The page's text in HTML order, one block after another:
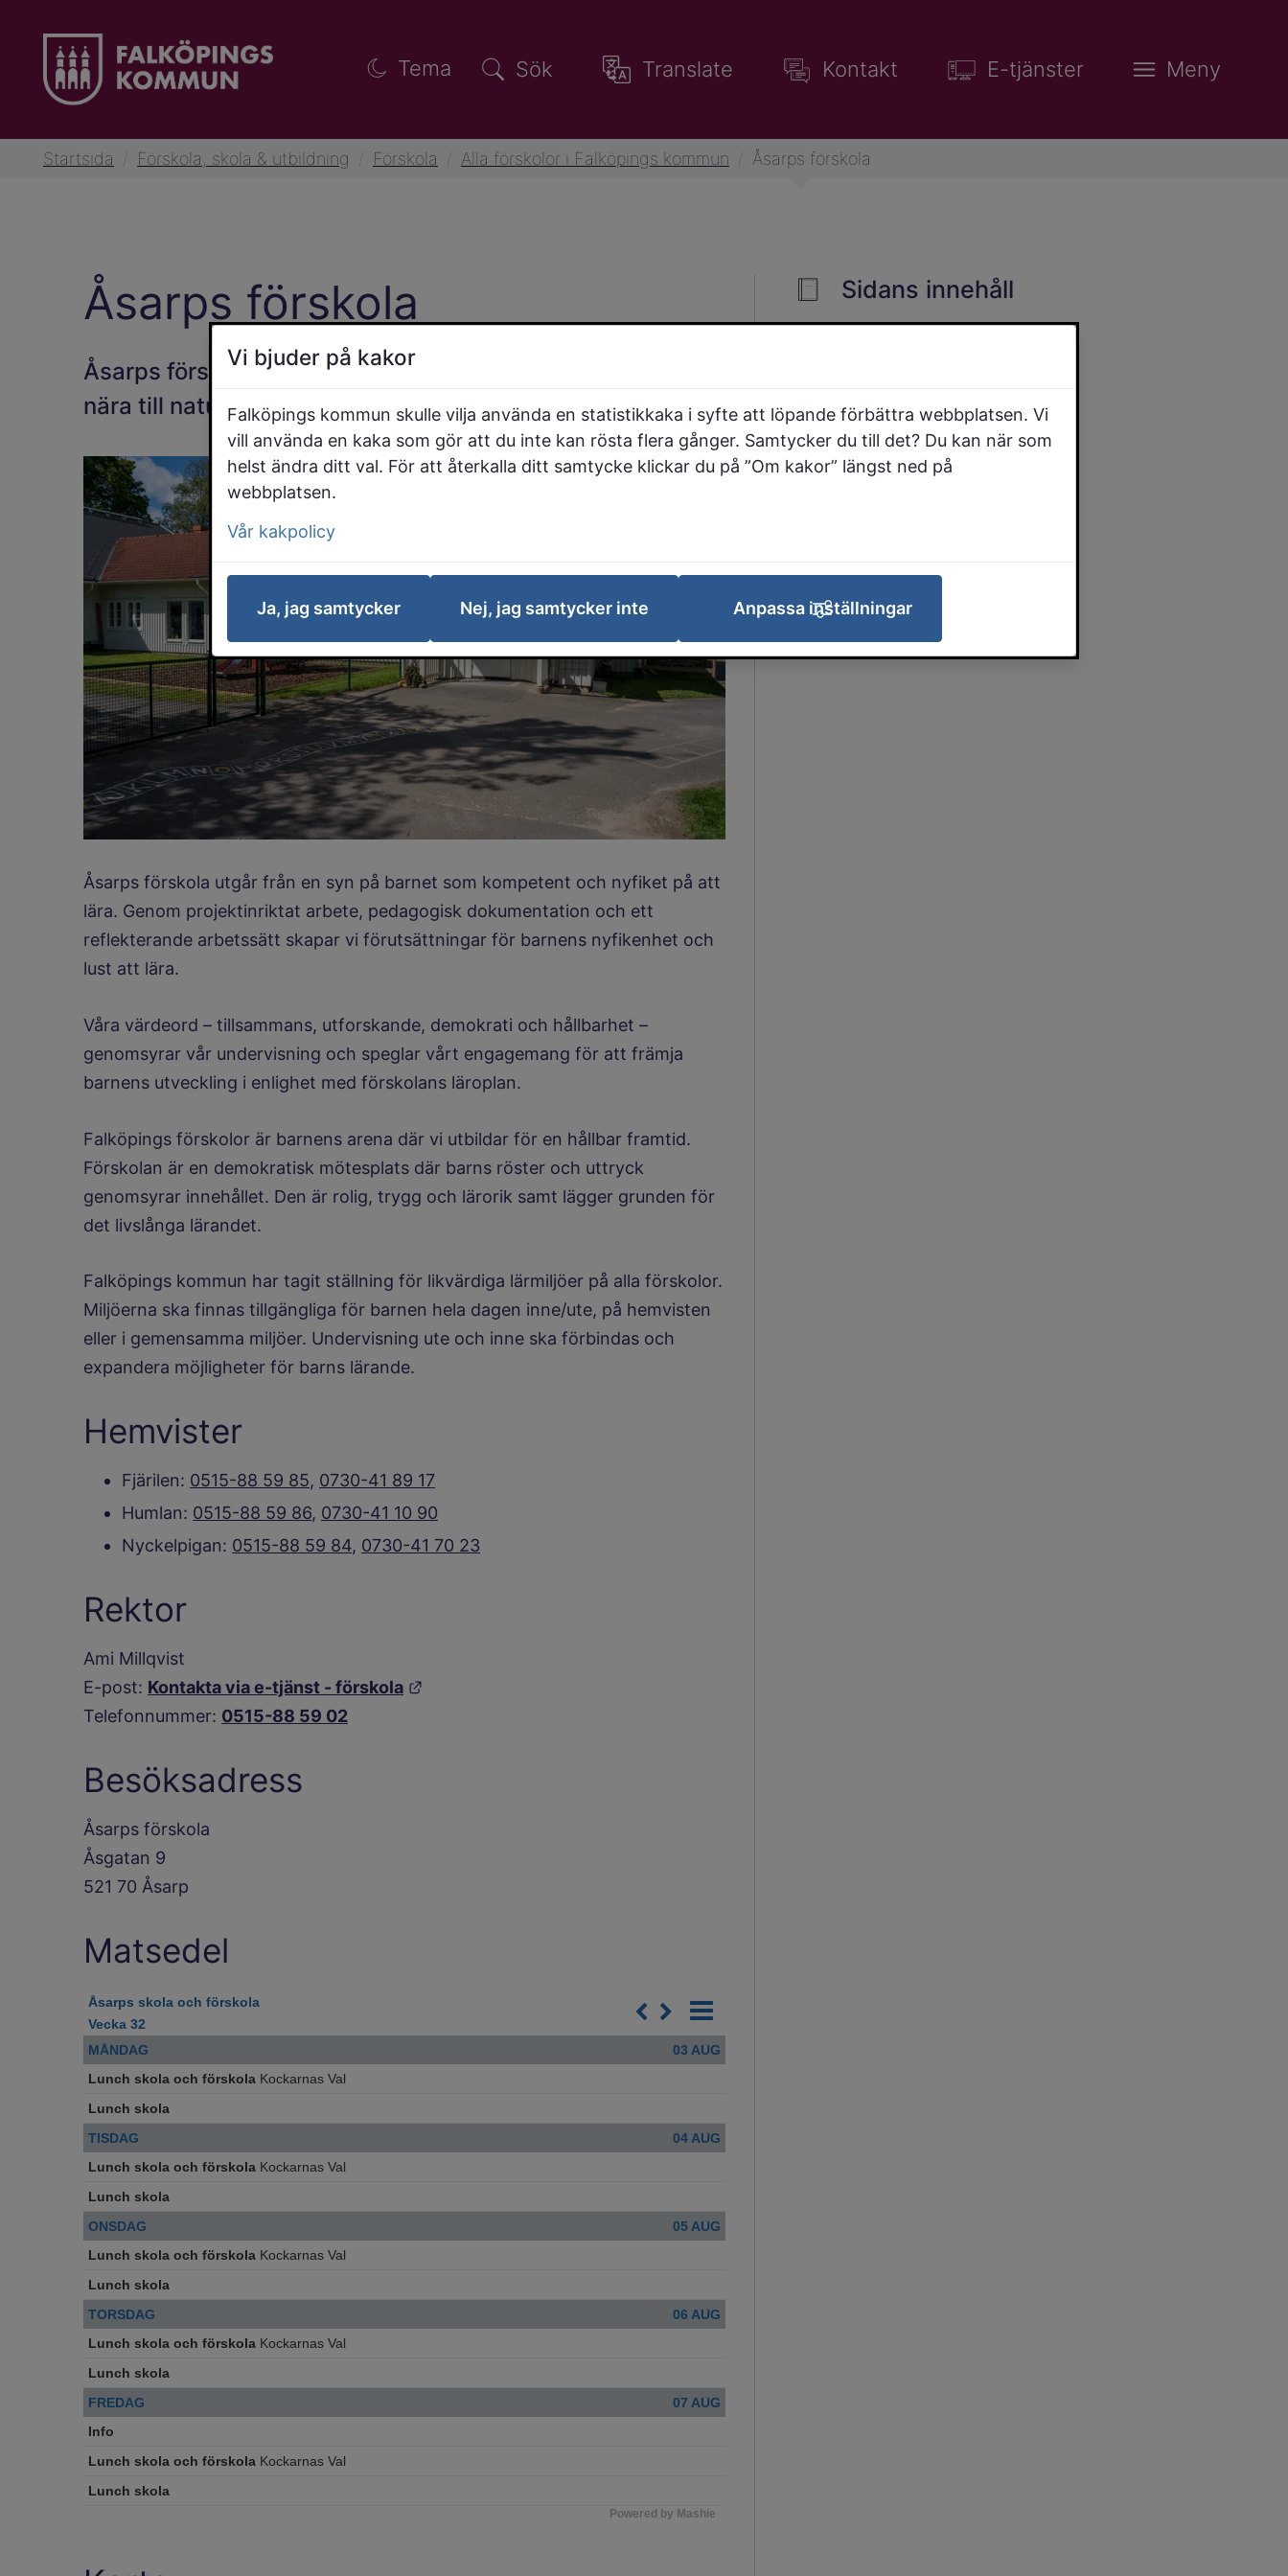
Tema Sök Translate Kontakt E-tjänster Meny
Startsida Förskola, skola & utbildning Förskola Alla förskolor i Falköpings kommun Åsarps förskola
Åsarps förskola
Åsarps förskola ligger strax intill Åsarpsskolan och har
nära till naturen där barnen kan leka, utforska och lära.
Åsarps förskola utgår från en syn på barnet som kompetent och nyfiket på att
lära. Genom projektinriktat arbete, pedagogisk dokumentation och ett
reflekterande arbetssätt skapar vi förutsättningar för barnens nyfikenhet och
lust att lära.
Våra värdeord – tillsammans, utforskande, demokrati och hållbarhet –
genomsyrar vår undervisning och speglar vårt engagemang för att främja
barnens utveckling i enlighet med förskolans läroplan.
Falköpings förskolor är barnens arena där vi utbildar för en hållbar framtid.
Förskolan är en demokratisk mötesplats där barns röster och uttryck
genomsyrar innehållet. Den är rolig, trygg och lärorik samt lägger grunden för
det livslånga lärandet.
Falköpings kommun har tagit ställning för likvärdiga lärmiljöer på alla förskolor.
Miljöerna ska finnas tillgängliga för barnen hela dagen inne/ute, på hemvisten
eller i gemensamma miljöer. Undervisning ute och inne ska förbindas och
expandera möjligheter för barns lärande.
Hemvister
Fjärilen: 0515-88 59 85, 0730-41 89 17
Humlan: 0515-88 59 86, 0730-41 10 90
Nyckelpigan: 0515-88 59 84, 0730-41 70 23
Rektor
Ami Millqvist
E-post: Kontakta via e-tjänst - förskola
Telefonnummer: 0515-88 59 02
Besöksadress
Åsarps förskola
Åsgatan 9
521 70 Åsarp
Matsedel
Sidans innehåll
Vi bjuder på kakor
Falköpings kommun skulle vilja använda en statistikkaka i syfte att löpande förbättra webbplatsen. Vi
vill använda en kaka som gör att du inte kan rösta flera gånger. Samtycker du till det? Du kan när som
helst ändra ditt val. För att återkalla ditt samtycke klickar du på ”Om kakor” längst ned på
webbplatsen.
Vår kakpolicy
Ja, jag samtycker Nej, jag samtycker inte Anpassa inställningar